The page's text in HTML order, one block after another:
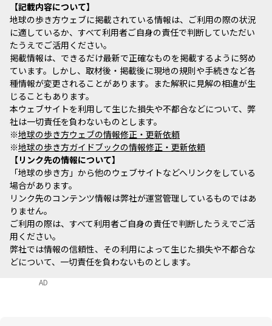
記載内容について
地球の歩き方ウェブに掲載されている情報は、ご利用の際の状況
に適しているか、すべて利用者ご自身の責任で判断していただい
たうえでご活用ください。
掲載情報は、できるだけ最新で正確なものを掲載するように努め
ています。しかし、取材後・掲載後に現地の規則や手続きなど各
種情報が変更されることがあります。また解釈に見解の相違が生
じることもあります。
本ウェブサイトを利用して生じた損失や不都合などについて、弊
社は一切責任を負わないものとします。
※地球の歩き方ウェブの情報修正・更新依頼
※地球の歩き方ガイドブックの情報修正・更新依頼
リンク先の情報について
「地球の歩き方」から他のウェブサイトなどへリンクをしている
場合があります。
リンク先のコンテンツ情報は弊社が運営管理しているものではあ
りません。
ご利用の際は、すべて利用者ご自身の責任で判断したうえでご活
用ください。
弊社では情報の信頼性、その利用によって生じた損失や不都合な
どについて、一切責任を負わないものとします。
AD